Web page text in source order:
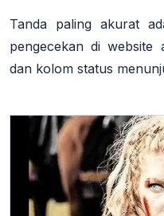
Tanda paling akurat
pengecekan di website
dan kolom status